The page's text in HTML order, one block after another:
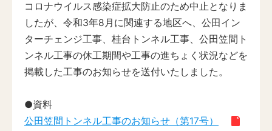
コロナウイルス感染症拡大防止のため中止となりま
したが、令和3年8月に関連する地区へ、公田イン
ターチェンジ工事、桂台トンネル工事、公田笠間ト
ンネル工事の休工期間や工事の進ちょく状況などを
掲載した工事のお知らせを送付いたしました。
●資料
公田笠間トンネル工事のお知らせ（第17号）